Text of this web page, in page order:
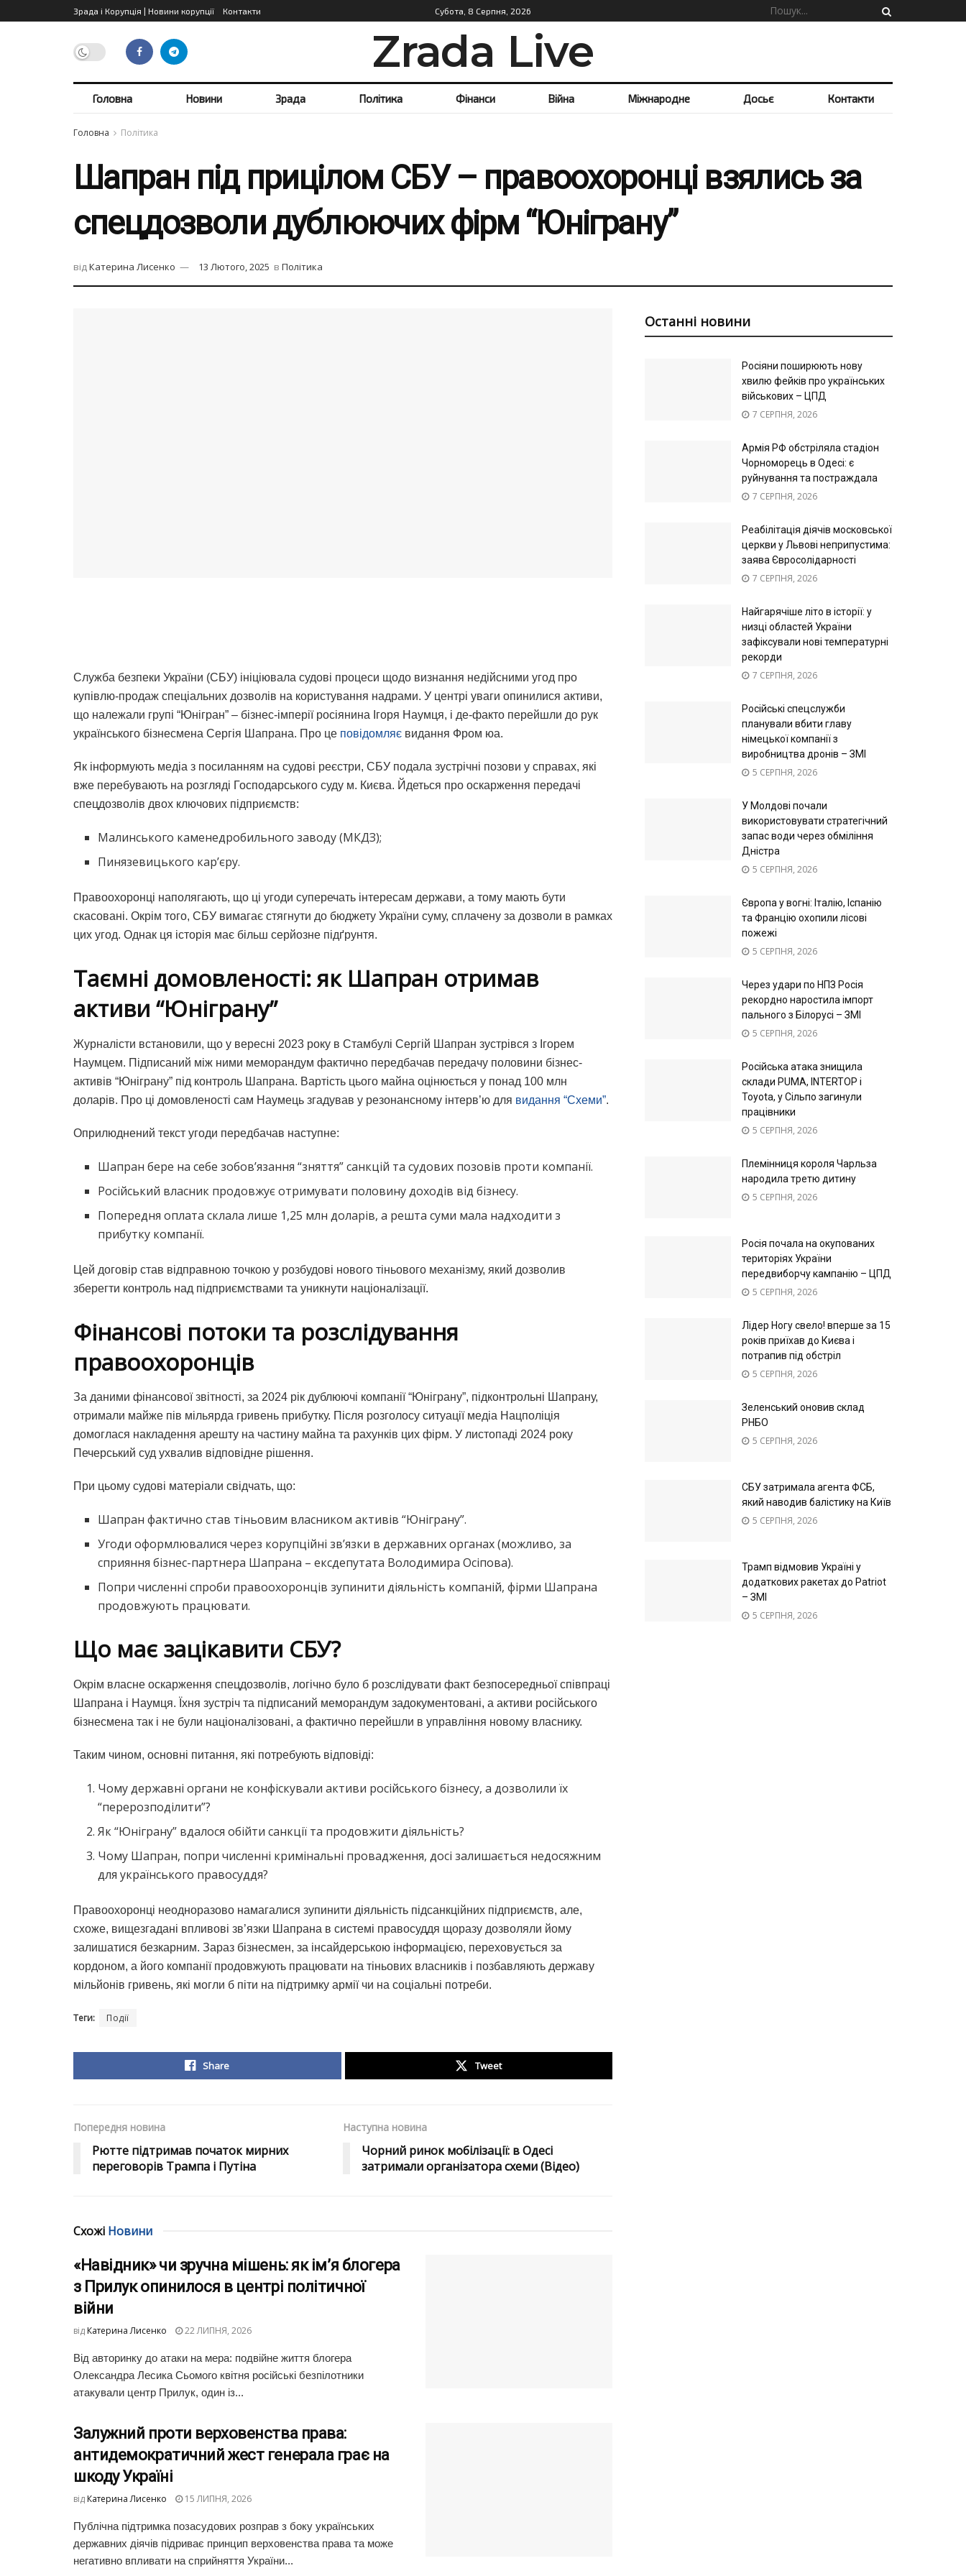
Зрада і Корупція | Новини корупції Контакти Субота, 8 Серпня, 2026
Zrada Live
Головна Новини Зрада Політика Фінанси Війна Міжнародне Досьє Контакти
Головна Політика
Шапран під прицілом СБУ – правоохоронці взялись за
спецдозволи дублюючих фірм “Юніграну”
відКатерина Лисенко 13 Лютого, 2025 в Політика
Служба безпеки України (СБУ) ініціювала судові процеси щодо визнання недійсними угод про
купівлю-продаж спеціальних дозволів на користування надрами. У центрі уваги опинилися активи,
що належали групі “Юнігран” – бізнес-імперії росіянина Ігоря Наумця, і де-факто перейшли до рук
українського бізнесмена Сергія Шапрана. Про це повідомляє видання Фром юа.
Як інформують медіа з посиланням на судові реєстри, СБУ подала зустрічні позови у справах, які
вже перебувають на розгляді Господарського суду м. Києва. Йдеться про оскарження передачі
спецдозволів двох ключових підприємств:
Малинського каменедробильного заводу (МКДЗ);
Пинязевицького кар’єру.
Правоохоронці наполягають, що ці угоди суперечать інтересам держави, а тому мають бути
скасовані. Окрім того, СБУ вимагає стягнути до бюджету України суму, сплачену за дозволи в рамках
цих угод. Однак ця історія має більш серйозне підґрунтя.
Таємні домовленості: як Шапран отримав
активи “Юніграну”
Журналісти встановили, що у вересні 2023 року в Стамбулі Сергій Шапран зустрівся з Ігорем
Наумцем. Підписаний між ними меморандум фактично передбачав передачу половини бізнес-
активів “Юніграну” під контроль Шапрана. Вартість цього майна оцінюється у понад 100 млн
доларів. Про ці домовленості сам Наумець згадував у резонансному інтерв’ю для видання “Схеми”.
Оприлюднений текст угоди передбачав наступне:
Шапран бере на себе зобов’язання “зняття” санкцій та судових позовів проти компанії.
Російський власник продовжує отримувати половину доходів від бізнесу.
Попередня оплата склала лише 1,25 млн доларів, а решта суми мала надходити з
прибутку компанії.
Цей договір став відправною точкою у розбудові нового тіньового механізму, який дозволив
зберегти контроль над підприємствами та уникнути націоналізації.
Фінансові потоки та розслідування
правоохоронців
За даними фінансової звітності, за 2024 рік дублюючі компанії “Юніграну”, підконтрольні Шапрану,
отримали майже пів мільярда гривень прибутку. Після розголосу ситуації медіа Нацполіція
домоглася накладення арешту на частину майна та рахунків цих фірм. У листопаді 2024 року
Печерський суд ухвалив відповідне рішення.
При цьому судові матеріали свідчать, що:
Шапран фактично став тіньовим власником активів “Юніграну”.
Угоди оформлювалися через корупційні зв’язки в державних органах (можливо, за
сприяння бізнес-партнера Шапрана – ексдепутата Володимира Осіпова).
Попри численні спроби правоохоронців зупинити діяльність компаній, фірми Шапрана
продовжують працювати.
Що має зацікавити СБУ?
Окрім власне оскарження спецдозволів, логічно було б розслідувати факт безпосередньої співпраці
Шапрана і Наумця. Їхня зустріч та підписаний меморандум задокументовані, а активи російського
бізнесмена так і не були націоналізовані, а фактично перейшли в управління новому власнику.
Таким чином, основні питання, які потребують відповіді:
Чому державні органи не конфіскували активи російського бізнесу, а дозволили їх
“перерозподілити”?
Як “Юніграну” вдалося обійти санкції та продовжити діяльність?
Чому Шапран, попри численні кримінальні провадження, досі залишається недосяжним
для українського правосуддя?
Правоохоронці неодноразово намагалися зупинити діяльність підсанкційних підприємств, але,
схоже, вищезгадані впливові зв’язки Шапрана в системі правосуддя щоразу дозволяли йому
залишатися безкарним. Зараз бізнесмен, за інсайдерською інформацією, переховується за
кордоном, а його компанії продовжують працювати на тіньових власників і позбавляють державу
мільйонів гривень, які могли б піти на підтримку армії чи на соціальні потреби.
Теги: Події
Share Tweet
Попередня новина
Рютте підтримав початок мирних
переговорів Трампа і Путіна
Наступна новина
Чорний ринок мобілізації: в Одесі
затримали організатора схеми (Відео)
Схожі Новини
«Навідник» чи зручна мішень: як ім’я блогера
з Прилук опинилося в центрі політичної
війни
від Катерина Лисенко 22 ЛИПНЯ, 2026
Від авторинку до атаки на мера: подвійне життя блогера
Олександра Лесика Сьомого квітня російські безпілотники
атакували центр Прилук, один із...
Залужний проти верховенства права:
антидемократичний жест генерала грає на
шкоду Україні
від Катерина Лисенко 15 ЛИПНЯ, 2026
Публічна підтримка позасудових розправ з боку українських
державних діячів підриває принцип верховенства права та може
негативно впливати на сприйняття України...
Останні новини
Росіяни поширюють нову
хвилю фейків про українських
військових – ЦПД
7 СЕРПНЯ, 2026
Армія РФ обстріляла стадіон
Чорноморець в Одесі: є
руйнування та постраждала
7 СЕРПНЯ, 2026
Реабілітація діячів московської
церкви у Львові неприпустима:
заява Євросолідарності
7 СЕРПНЯ, 2026
Найгарячіше літо в історії: у
низці областей України
зафіксували нові температурні
рекорди
7 СЕРПНЯ, 2026
Російські спецслужби
планували вбити главу
німецької компанії з
виробництва дронів – ЗМІ
5 СЕРПНЯ, 2026
У Молдові почали
використовувати стратегічний
запас води через обміління
Дністра
5 СЕРПНЯ, 2026
Європа у вогні: Італію, Іспанію
та Францію охопили лісові
пожежі
5 СЕРПНЯ, 2026
Через удари по НПЗ Росія
рекордно наростила імпорт
пального з Білорусі – ЗМІ
5 СЕРПНЯ, 2026
Російська атака знищила
склади PUMA, INTERTOP і
Toyota, у Сільпо загинули
працівники
5 СЕРПНЯ, 2026
Племінниця короля Чарльза
народила третю дитину
5 СЕРПНЯ, 2026
Росія почала на окупованих
територіях України
передвиборчу кампанію – ЦПД
5 СЕРПНЯ, 2026
Лідер Ногу свело! вперше за 15
років приїхав до Києва і
потрапив під обстріл
5 СЕРПНЯ, 2026
Зеленський оновив склад
РНБО
5 СЕРПНЯ, 2026
СБУ затримала агента ФСБ,
який наводив балістику на Київ
5 СЕРПНЯ, 2026
Трамп відмовив Україні у
додаткових ракетах до Patriot
– ЗМІ
5 СЕРПНЯ, 2026